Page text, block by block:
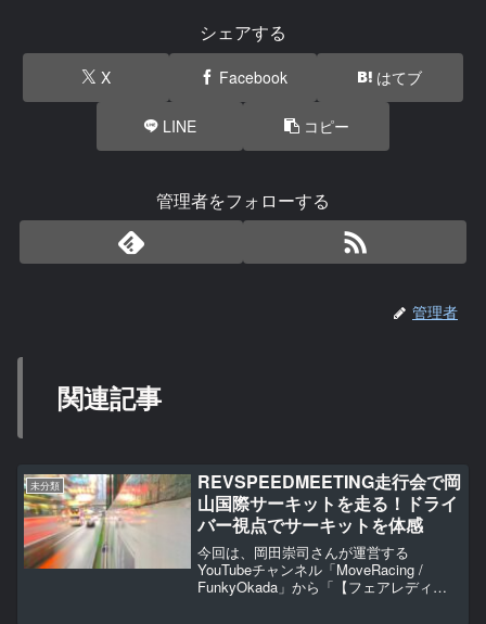
シェアする
X Facebook はてブ
LINE コピー
管理者をフォローする
管理者
関連記事
未分類
REVSPEEDMEETING走行会で岡
山国際サーキットを走る！ドライ
バー視点でサーキットを体感
今回は、岡田崇司さんが運営する
YouTubeチャンネル「MoveRacing /
FunkyOkada」から「【フェアレディ